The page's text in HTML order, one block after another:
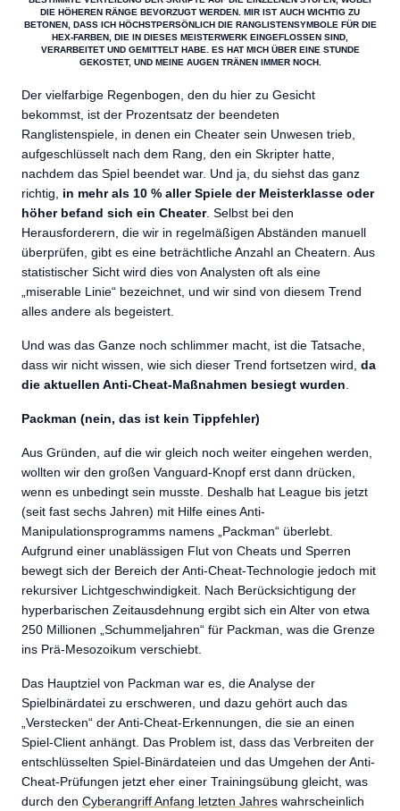
DIE HÖHEREN RÄNGE BEVORZUGT WERDEN. MIR IST AUCH WICHTIG ZU
BETONEN, DASS ICH HÖCHSTPERSÖNLICH DIE RANGLISTENSYMBOLE FÜR DIE
HEX-FARBEN, DIE IN DIESES MEISTERWERK EINGEFLOSSEN SIND,
VERARBEITET UND GEMITTELT HABE. ES HAT MICH ÜBER EINE STUNDE
GEKOSTET, UND MEINE AUGEN TRÄNEN IMMER NOCH.
Der vielfarbige Regenbogen, den du hier zu Gesicht
bekommst, ist der Prozentsatz der beendeten
Ranglistenspiele, in denen ein Cheater sein Unwesen trieb,
aufgeschlüsselt nach dem Rang, den ein Skripter hatte,
nachdem das Spiel beendet war. Und ja, du siehst das ganz
richtig, in mehr als 10 % aller Spiele der Meisterklasse oder
höher befand sich ein Cheater. Selbst bei den
Herausforderern, die wir in regelmäßigen Abständen manuell
überprüfen, gibt es eine beträchtliche Anzahl an Cheatern. Aus
statistischer Sicht wird dies von Analysten oft als eine
„miserable Linie“ bezeichnet, und wir sind von diesem Trend
alles andere als begeistert.
Und was das Ganze noch schlimmer macht, ist die Tatsache,
dass wir nicht wissen, wie sich dieser Trend fortsetzen wird, da
die aktuellen Anti-Cheat-Maßnahmen besiegt wurden
Packman (nein, das ist kein Tippfehler)
Aus Gründen, auf die wir gleich noch weiter eingehen werden,
wollten wir den großen Vanguard-Knopf erst dann drücken,
wenn es unbedingt sein musste. Deshalb hat League bis jetzt
(seit fast sechs Jahren) mit Hilfe eines Anti-
Manipulationsprogramms namens „Packman“ überlebt.
Aufgrund einer unablässigen Flut von Cheats und Sperren
bewegt sich der Bereich der Anti-Cheat-Technologie jedoch mit
rekursiver Lichtgeschwindigkeit. Nach Berücksichtigung der
hyperbarischen Zeitausdehnung ergibt sich ein Alter von etwa
250 Millionen „Schummeljahren“ für Packman, was die Grenze
ins Prä-Mesozoikum verschiebt.
Das Hauptziel von Packman war es, die Analyse der
Spielbinärdatei zu erschweren, und dazu gehört auch das
„Verstecken“ der Anti-Cheat-Erkennungen, die sie an einen
Spiel-Client anhängt. Das Problem ist, dass das Verbreiten der
entschlüsselten Spiel-Binärdateien und das Umgehen der Anti-
Cheat-Prüfungen jetzt eher einer Trainingsübung gleicht, was
durch den Cyberangriff Anfang letzten Jahres wahrscheinlich